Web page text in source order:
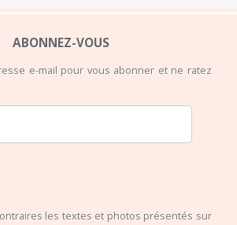
ABONNEZ-VOUS
e-mail pour vous abonner et ne ratez
les textes et photos présentés sur